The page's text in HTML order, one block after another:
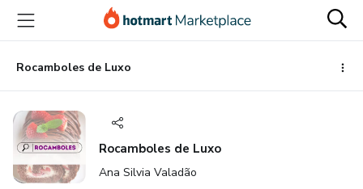
para
conteúdo
principal
para
pagamento
para
rodapé
Rocamboles de Luxo
Rocamboles de Luxo
Ana Silvia Valadão